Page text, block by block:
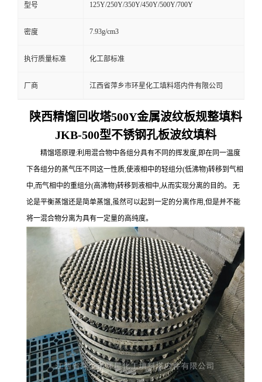
型号 125Y/250Y/350Y/450Y/500Y/700Y
密度 7.93g/cm3
执行质量标准 化工部标准
厂商 江西省萍乡市环星化工填料塔内件有限公司
陕西精馏回收塔500Y金属波纹板规整填料
JKB-500型不锈钢孔板波纹填料
精馏塔原理:利用混合物中各组分具有不同的挥发度,即在同一温度
下各组分的蒸气压不同这一性质,使液相中的轻组分(低沸物)转移到气相
中,而气相中的重组分(高沸物)转移到液相中,从而实现分离的目的。 无
论是平衡蒸馏还是简单蒸馏,虽然可以起到一定的分离作用,但是并不能
将一混合物分离为具有一定量的高纯度。